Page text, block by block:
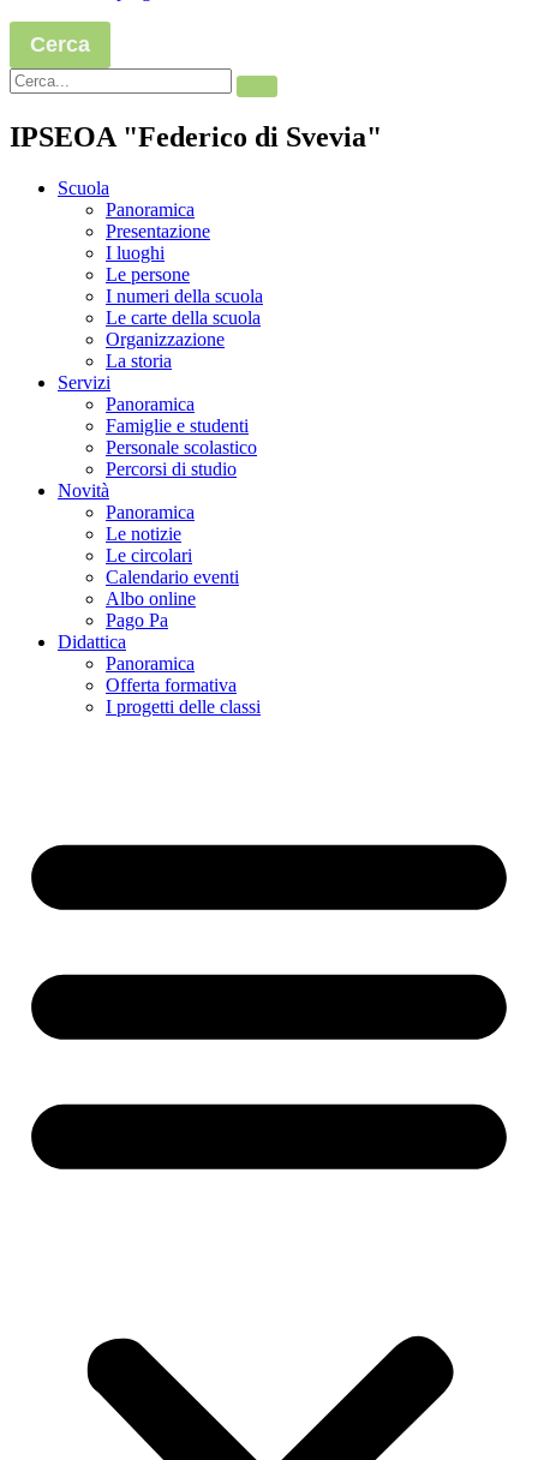
Cerca
IPSEOA "Federico di Svevia"
Scuola
Panoramica
Presentazione
I luoghi
Le persone
I numeri della scuola
Le carte della scuola
Organizzazione
La storia
Servizi
Panoramica
Famiglie e studenti
Personale scolastico
Percorsi di studio
Novità
Panoramica
Le notizie
Le circolari
Calendario eventi
Albo online
Pago Pa
Didattica
Panoramica
Offerta formativa
I progetti delle classi